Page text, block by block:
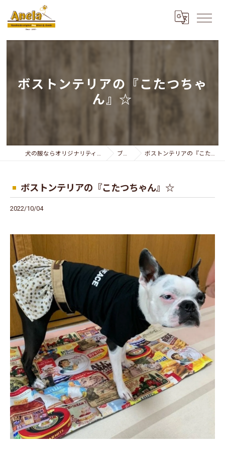
ボストンテリアの『こたつちゃ
ん』☆
犬の服ならオリジナリティー溢れるAnela ブログ ボストンテリアの『こたつちゃん』☆
ボストンテリアの『こたつちゃん』☆
2022/10/04